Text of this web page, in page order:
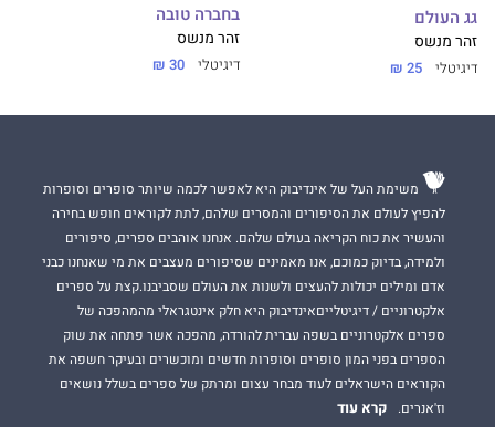
גג העולם
זהר מנשס
דיגיטלי 25 ₪
בחברה טובה
זהר מנשס
דיגיטלי 30 ₪
משימת העל של אינדיבוק היא לאפשר לכמה שיותר סופרים וסופרות
להפיץ לעולם את הסיפורים והמסרים שלהם, לתת לקוראים חופש בחירה
והעשיר את כוח הקריאה בעולם שלהם. אנחנו אוהבים ספרים, סיפורים
ולמידה, בדיוק כמוכם, אנו מאמינים שסיפורים מעצבים את מי שאנחנו כבני
אדם ומילים יכולות להעצים ולשנות את העולם שסביבנו.קצת על ספרים
אלקטרוניים / דיגיטלייםאינדיבוק היא חלק אינטגראלי מהמהפכה של
ספרים אלקטרוניים בשפה עברית להורדה, מהפכה אשר פתחה את שוק
הספרים בפני המון סופרים וסופרות חדשים ומוכשרים ובעיקר חשפה את
הקוראים הישראלים לעוד מבחר עצום ומרתק של ספרים בשלל נושאים
וז'אנרים.
קרא עוד